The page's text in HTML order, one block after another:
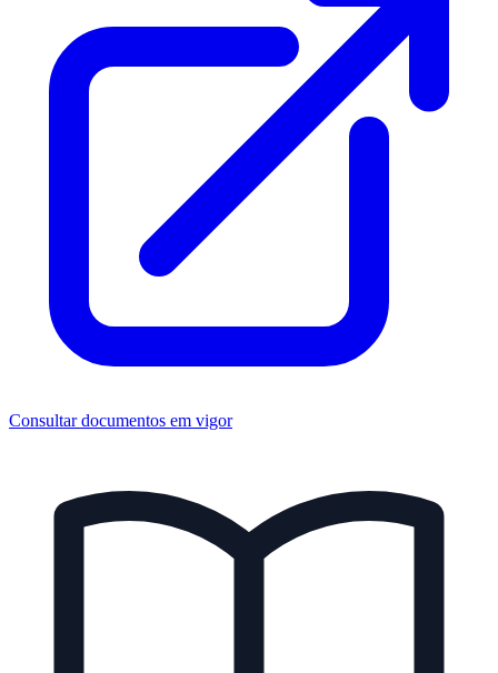
Consultar documentos em vigor